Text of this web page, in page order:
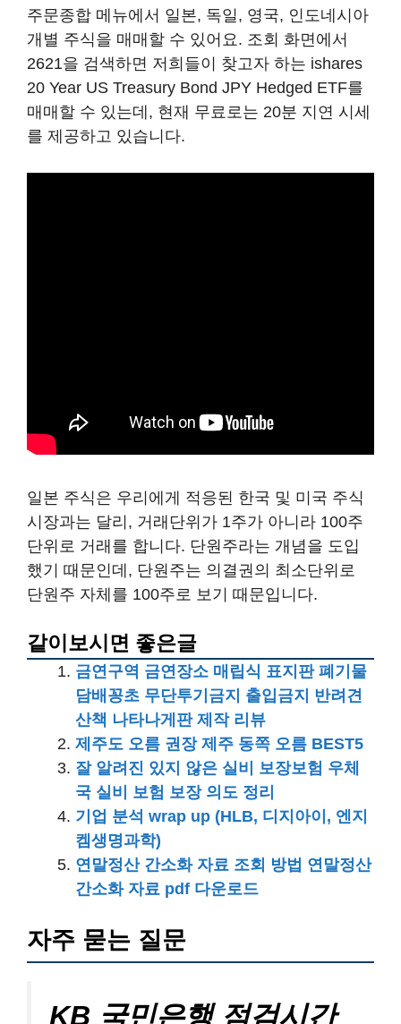
주문종합 메뉴에서 일본, 독일, 영국, 인도네시아
개별 주식을 매매할 수 있어요. 조회 화면에서
2621을 검색하면 저희들이 찾고자 하는 ishares
20 Year US Treasury Bond JPY Hedged ETF를
매매할 수 있는데, 현재 무료로는 20분 지연 시세
를 제공하고 있습니다.
일본 주식은 우리에게 적응된 한국 및 미국 주식
시장과는 달리, 거래단위가 1주가 아니라 100주
단위로 거래를 합니다. 단원주라는 개념을 도입
했기 때문인데, 단원주는 의결권의 최소단위로
단원주 자체를 100주로 보기 때문입니다.
같이보시면 좋은글
금연구역 금연장소 매립식 표지판 폐기물
담배꽁초 무단투기금지 출입금지 반려견
산책 나타나게판 제작 리뷰
제주도 오름 권장 제주 동쪽 오름 BEST5
잘 알려진 있지 않은 실비 보장보험 우체
국 실비 보험 보장 의도 정리
기업 분석 wrap up (HLB, 디지아이, 엔지
켐생명과학)
연말정산 간소화 자료 조회 방법 연말정산
간소화 자료 pdf 다운로드
자주 묻는 질문
KB 국민은행 점검시간